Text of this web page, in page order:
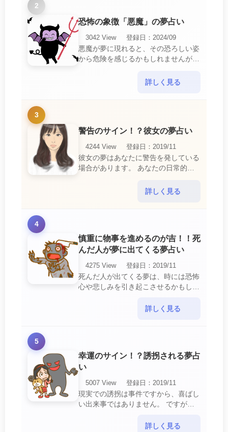
2
恐怖の象徴「悪魔」の夢占い
3042 View
登録日：2024/09
悪魔が夢に現れると、その恐ろしい姿
から危険を感じるかもしれませんが、
詳しく見る
3
警告のサイン！？彼女の夢占い
4244 View
登録日：2019/11
彼女の夢はあなたに警告を発している
場合があります。 あなたの日常的な
詳しく見る
4
慎重に物事を進めるのが吉！！死
んだ人が夢に出てくる夢占い
4275 View
登録日：2019/11
死んだ人が出てくる夢は、時には恐怖
心や悲しみを引き起こさせるかもしれ
意して欲しいメッセージや警告を伝え
詳しく見る
5
幸運のサイン！？誘拐される夢占
い
5007 View
登録日：2019/11
現実での誘拐は事件ですから、喜ばし
い出来事ではありません。 ですが、
詳しく見る